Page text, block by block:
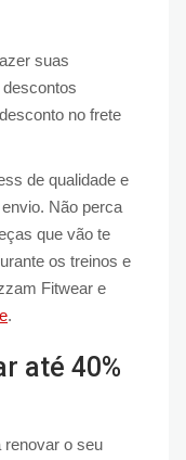
suas
no frete
de qualidade e
Não perca
que vão te
os treinos e
Fitwear e
.
até 40%
renovar o seu